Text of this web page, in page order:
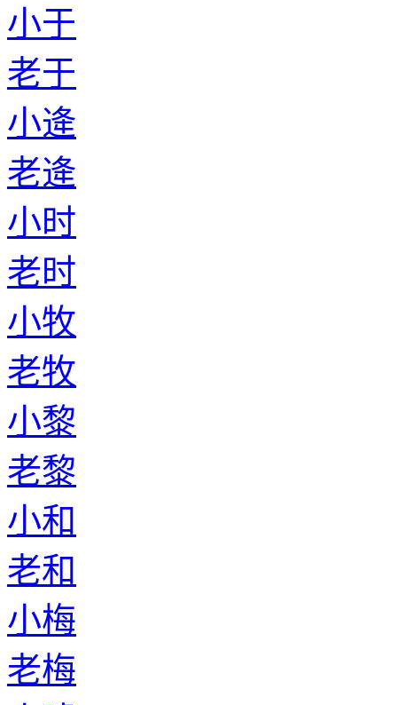
老和
小梅
老梅
小璩
老璩
小诸葛
老诸葛
小沙
老沙
小李
老李
小麻
老麻
小壤驷